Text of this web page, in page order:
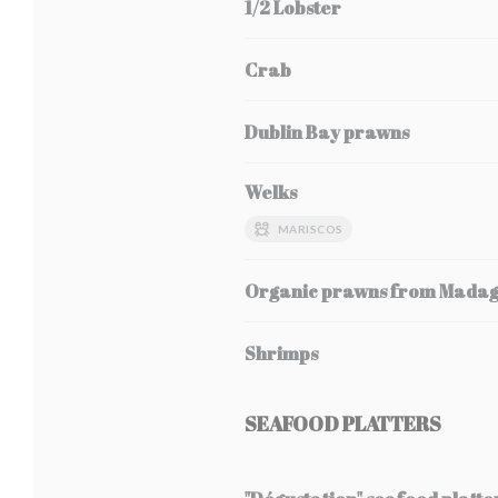
1/2 Lobster
Crab
Dublin Bay prawns
Welks
MARISCOS
Organic prawns from
Shrimps
SEAFOOD PLATTERS